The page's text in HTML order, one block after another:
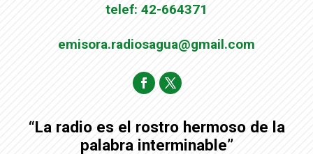
telef: 42-664371
emisora.radiosagua@gmail.com
“La radio es el rostro hermoso de la
palabra interminable”